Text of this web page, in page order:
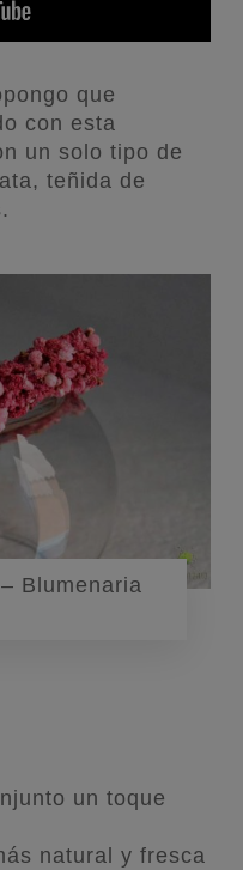
que
con esta
un solo tipo de
teñida de
Blumenaria
un toque
natural y fresca